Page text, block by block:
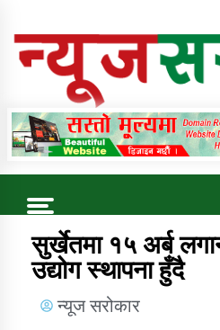
Online News Portal
Trending Now
कुषि बिकास
सुर्खेतमा १५ अर्ब
उद्योग स्थापना हुँदै
न्यूज सरोकार